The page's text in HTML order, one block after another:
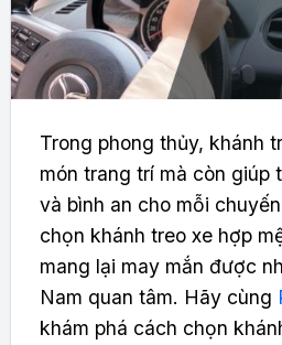
Trong phong thủy, khánh
món trang trí mà còn giúp
và bình an cho mỗi
chọn khánh treo xe hợp
mang lại may mắn được
Nam quan tâm. Hãy cùng
khám phá cách chọn